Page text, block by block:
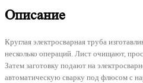
Описание
Круглая электросварная труба
несколько операций. Лист очищают,
Затем заготовку подают на
автоматическую сварку под флюсом с